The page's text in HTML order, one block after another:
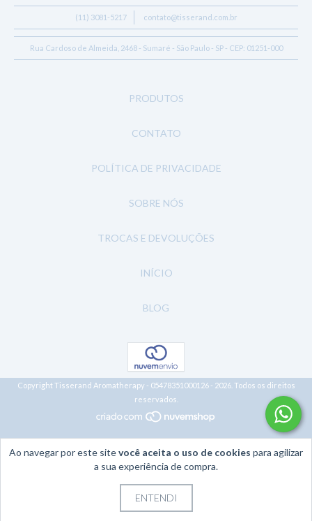
Ao navegar por este sitevocê aceita o uso de cookies para agilizar
a sua experiência de compra.
ENTENDI
(11) 3081-5217 contato@tisserand.com.br
Rua Cardoso de Almeida, 2468 - Sumaré - São Paulo - SP - CEP: 01251-000
PRODUTOS
CONTATO
POLÍTICA DE PRIVACIDADE
SOBRE NÓS
TROCAS E DEVOLUÇÕES
INÍCIO
BLOG
Copyright Tisserand Aromatherapy - 05478351000126 - 2026. Todos os direitos
reservados.